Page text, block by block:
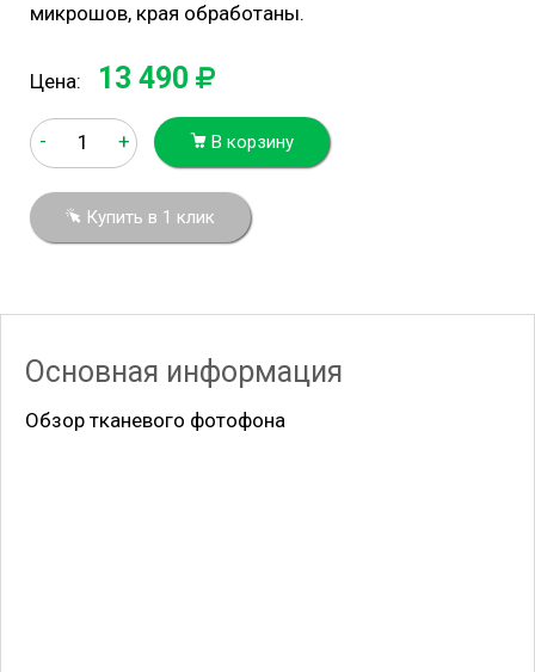
микрошов, края обработаны.
Цена: 13 490
- + В корзину
Купить в 1 клик
Основная информация
Обзор тканевого фотофона